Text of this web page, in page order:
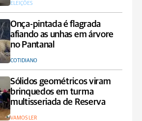
ELEIÇÕES
Onça-pintada é flagrada
afiando as unhas em árvore
no Pantanal
COTIDIANO
Sólidos geométricos viram
brinquedos em turma
multisseriada de Reserva
VAMOS LER